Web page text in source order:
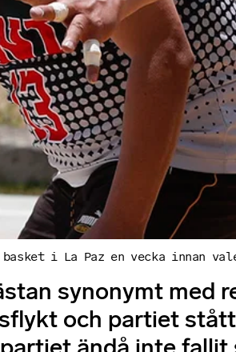
i La Paz en vecka innan
synonymt med
och partiet